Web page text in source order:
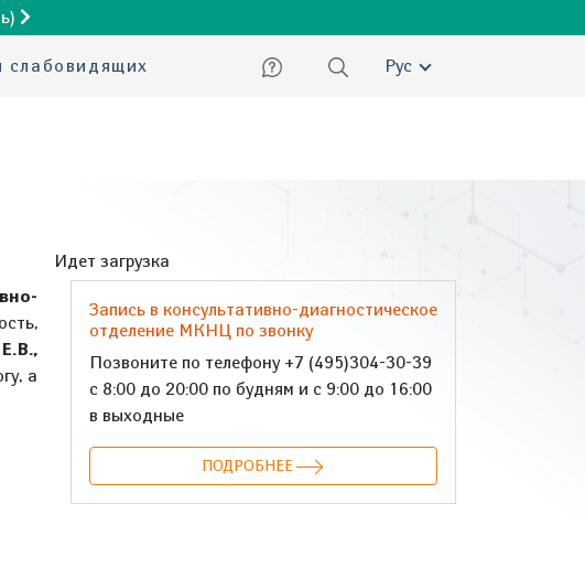
слабовидящих Русский
а
Идет загрузка
Запись в консультативно-диагностическое
отделение МКНЦ по звонку
Позвоните по телефону +7 (495)304-30-39
с 8:00 до 20:00 по будням и с 9:00 до 16:00
в выходные
ПОДРОБНЕЕ